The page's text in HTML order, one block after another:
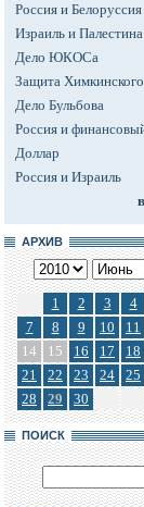
Россия и Белоруссия
Израиль и Палестина
Дело ЮКОСа
Защита Химкинского
Дело Бульбова
Россия и
Доллар
Россия и Израиль
АРХИВ
1 2 3 4
7
8 9 10 11
14
15 16 17 18
21
22 23 24 25
28
29 30
ПОИСК